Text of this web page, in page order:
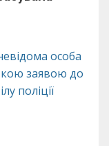
особа
заявою до
поліції